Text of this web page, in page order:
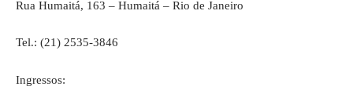
Rua Humaitá, 163 – Humaitá – Rio de Janeiro
Tel.: (21) 2535-3846
Ingressos: